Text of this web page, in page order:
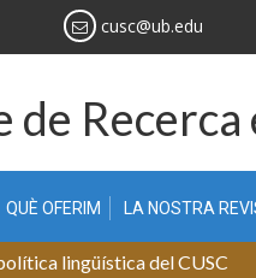
cusc@ub.edu
de
QUÈ OFERIM LA NOSTRA
lingüística del CUSC